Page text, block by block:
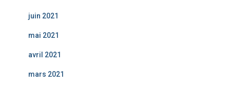
juin 2021
mai 2021
avril 2021
mars 2021